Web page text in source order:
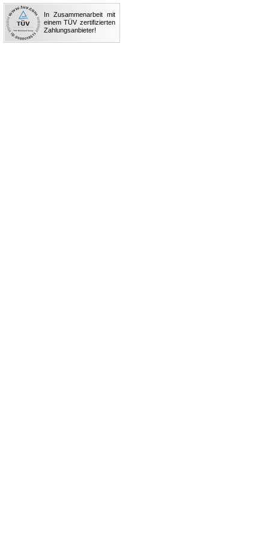
In Zusammenarbeit mit
einem TÜV zertifizierten
Zahlungsanbieter!